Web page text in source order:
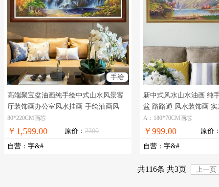
手绘
高端聚宝盆油画纯手绘中式山水风景客
厅装饰画办公室风水挂画 手绘油画风
景，现货图片，在线支付，全国免邮
80*220CM画芯
￥1,599.00 原价： 2300
自营 ： 字&#
新中式风水山水油画 纯
盆 路路通 风水装饰画 实
式装饰客厅风景油画
A：180*70CM画芯
￥999.00 原价
自营 ： 字&#
共116条 共3页 上一页